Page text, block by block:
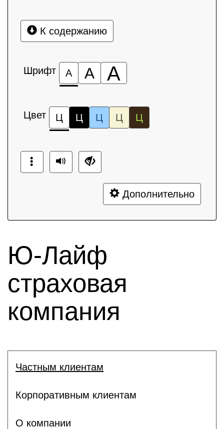
К содержанию
Шрифт А А А
Цвет Ц Ц Ц Ц Ц
Дополнительно
Ю-Лайф
страховая
компания
Частным клиентам
Корпоративным клиентам
О компании